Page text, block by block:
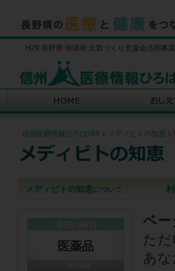
H29 長野県 地域発 元気づくり支援金活用事業
信州医療情報ひろば365 > メディビトの知恵 >
メディビトの知恵について
ベー
た
あ
医薬品